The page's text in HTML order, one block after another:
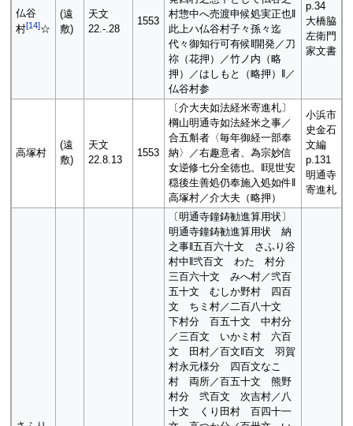
仏谷
村[14]☆
(遠
敷)
天文
22.-.28
1553
村惣中へ売渡申候処実正也‖
此上ハ仏谷村子々孫々迄
代々御知行可有候‖開発／刀
祢（花押）／竹ノ内（略
押）／はしもと（略押）‖／
仏谷村参
p.34
大橋脇
左衛門
家文書
高塚村
(遠
敷)
天文
22.8.13
1553
〔介大夫如法経米寄進札〕
棡山明通寺如法経米之事／
合五斛者〈毎年御経一部奉
納〉／右趣意者、為宗妙信
女逆修七分全徳也。‖現世安
穏後生善処仍奉施入処如件‖
高塚村／介大夫（略押）
小浜市
史金石
文編
p.131
明通寺
寄進札
〔明通寺鐘鋳勧進算用状〕
明通寺鐘鋳勧進算用状 納
之事‖五百六十文 さふり谷
村中‖弐百文 わたゝ村分
三百六十文 みへ村／弐百
五十文 むしか野村 四百
文 ちミ村／二百八十文
下村分 百五十文 中村分
／三百文 いかミ村 六百
文 田村／百文‖百文 羽賀
村永元様分 四百文なこ
村 両所／百五十文 熊野
村分 弐百文 次吉村／八
十文 くり田村 百四十一